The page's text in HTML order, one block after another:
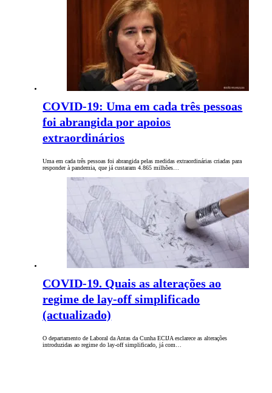
COVID-19: Uma em cada três pessoas
foi abrangida por apoios
extraordinários
Uma em cada três pessoas foi abrangida pelas medidas extraordinárias criadas para
responder à pandemia, que já custaram 4.865 milhões…
COVID-19. Quais as alterações ao
regime de lay-off simplificado
(actualizado)
O departamento de Laboral da Antas da Cunha ECIJA esclarece as alterações
introduzidas ao regime do lay-off simplificado, já com…